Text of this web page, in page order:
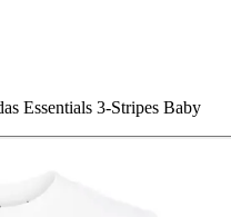
Essentials 3-Stripes Baby